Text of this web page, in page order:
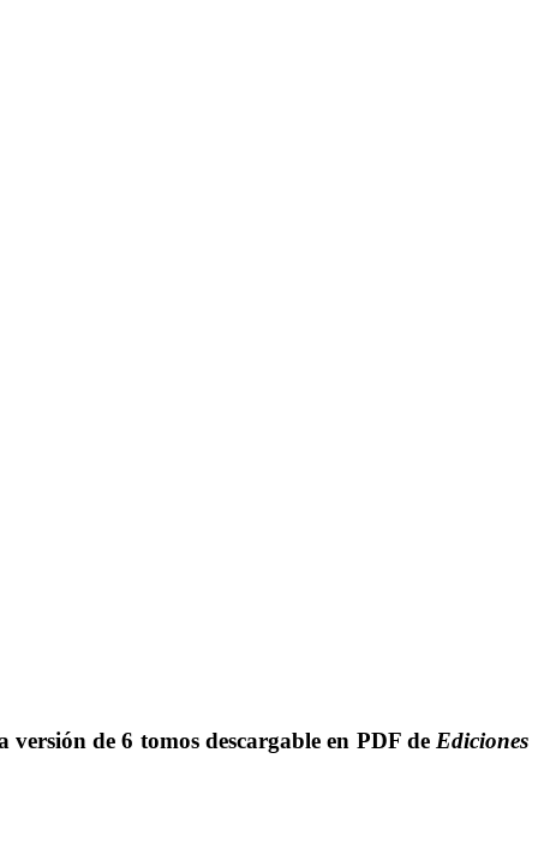
versión de 6 tomos descargable en PDF de Ediciones